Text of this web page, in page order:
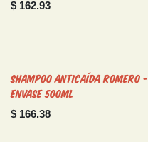
$ 162.93
Shampoo Anticaída Romero -
Envase 500ml
$ 166.38